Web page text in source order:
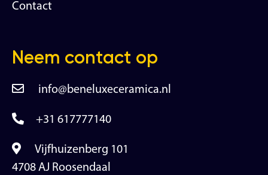
Contact
Neem contact op
info@beneluxeceramica.nl
+31 617777140
Vijfhuizenberg 101
4708 AJ Roosendaal